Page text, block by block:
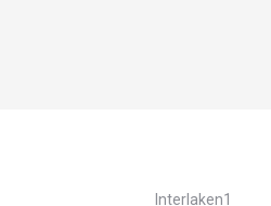
Interlaken1